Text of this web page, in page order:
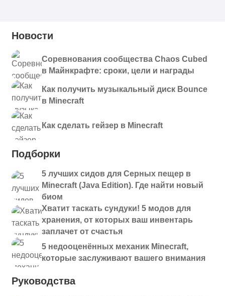
Новости
Соревнования сообщества Chaos Cubed
в Майнкрафте: сроки, цели и награды
Как получить музыкальный диск Bounce
в Minecraft
Как сделать гейзер в Minecraft
Подборки
5 лучших сидов для Серных пещер в
Minecraft (Java Edition). Где найти новый
биом
Хватит таскать сундуки! 5 модов для
хранения, от которых ваш инвентарь
заплачет от счастья
5 недооценённых механик Minecraft,
которые заслуживают вашего внимания
Руководства